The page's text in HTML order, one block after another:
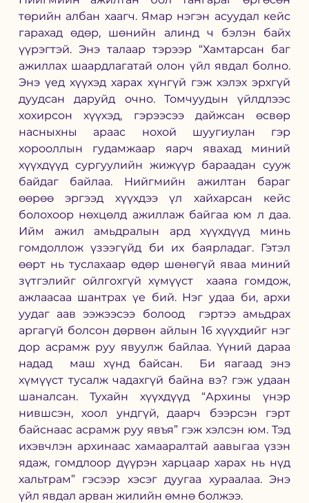
төрийн албан хаагч. Ямар нэгэн асуудал кейс
гарахад өдөр, шөнийн алинд ч бэлэн байх
үүрэгтэй. Энэ талаар тэрээр “Хамтарсан баг
ажиллах шаардлагатай олон үйл явдал болно.
Энэ үед хүүхэд харах хүнгүй гэж хэлэх эрхгүй
дуудсан даруйд очно. Томчуудын үйлдлээс
хохирсон хүүхэд, гэрээсээ дайжсан өсвөр
насныхны араас нохой шуугиулан гэр
хорооллын гудамжаар яарч явахад миний
хүүхдүүд сургуулийн жижүүр бараадан сууж
байдаг байлаа. Нийгмийн ажилтан бараг
өөрөө эргээд хүүхдээ үл хайхарсан кейс
болохоор нөхцөлд ажиллаж байгаа юм л даа.
Ийм ажил амьдралын ард хүүхдүүд минь
гомдоллож үзээгүйд би их баярладаг. Гэтэл
өөрт нь туслахаар өдөр шөнөгүй яваа миний
зүтгэлийг ойлгохгүй хүмүүст  хааяа гомдож,
ажлаасаа шантрах үе бий. Нэг удаа би, архи
уудаг аав ээжээсээ болоод  гэртээ амьдрах
аргагүй болсон дөрвөн айлын 16 хүүхдийг нэг
дор асрамж руу явуулж байлаа. Үүний дараа
надад  маш хүнд байсан.  Би яагаад энэ
хүмүүст тусалж чадахгүй байна вэ? гэж удаан
шаналсан. Тухайн хүүхдүүд “Архины үнэр
нившсэн, хоол ундгүй, даарч бээрсэн гэрт
байснаас асрамж руу явъя” гэж хэлсэн юм. Тэд
ихэвчлэн архинаас хамааралтай аавыгаа үзэн
ядаж, гомдлоор дүүрэн харцаар харах нь нүд
хальтрам” гэсээр хэсэг дуугаа хураалаа. Энэ
үйл явдал арван жилийн өмнө болжээ.